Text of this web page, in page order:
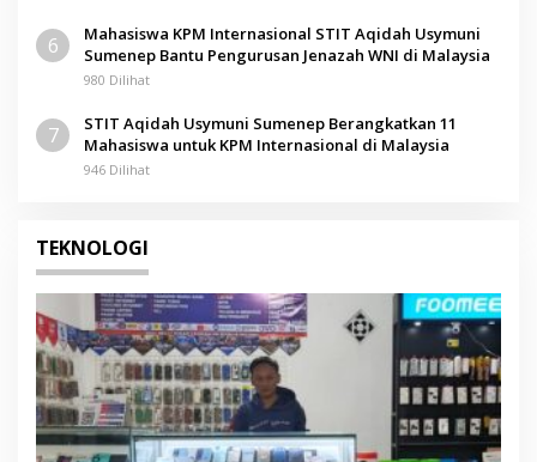
6
Mahasiswa KPM Internasional STIT Aqidah Usymuni
Sumenep Bantu Pengurusan Jenazah WNI di Malaysia
980 Dilihat
7
STIT Aqidah Usymuni Sumenep Berangkatkan 11
Mahasiswa untuk KPM Internasional di Malaysia
946 Dilihat
TEKNOLOGI